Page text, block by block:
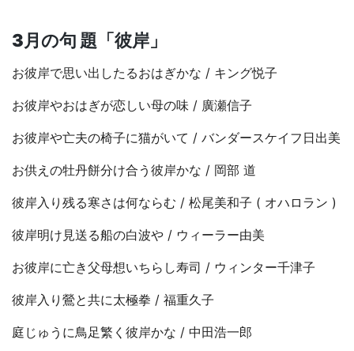
3月の句 題「彼岸」
お彼岸で思い出したるおはぎかな / キング悦子
お彼岸やおはぎが恋しい母の味 / 廣瀬信子
お彼岸や亡夫の椅子に猫がいて / バンダースケイフ日出美
お供えの牡丹餅分け合う彼岸かな / 岡部 道
彼岸入り残る寒さは何ならむ / 松尾美和子 ( オハロラン )
彼岸明け見送る船の白波や / ウィーラー由美
お彼岸に亡き父母想いちらし寿司 / ウィンター千津子
彼岸入り鶯と共に太極拳 / 福重久子
庭じゅうに鳥足繁く彼岸かな / 中田浩一郎